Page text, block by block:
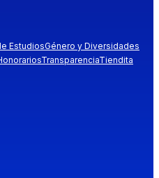
EstudiosGénero y Diversidades
TransparenciaTiendita